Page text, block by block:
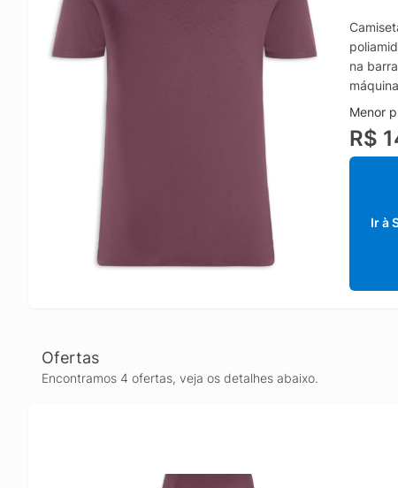
na
Menor
R$
Ir à
Ofertas
Encontramos 4 ofertas, veja os detalhes abaixo.